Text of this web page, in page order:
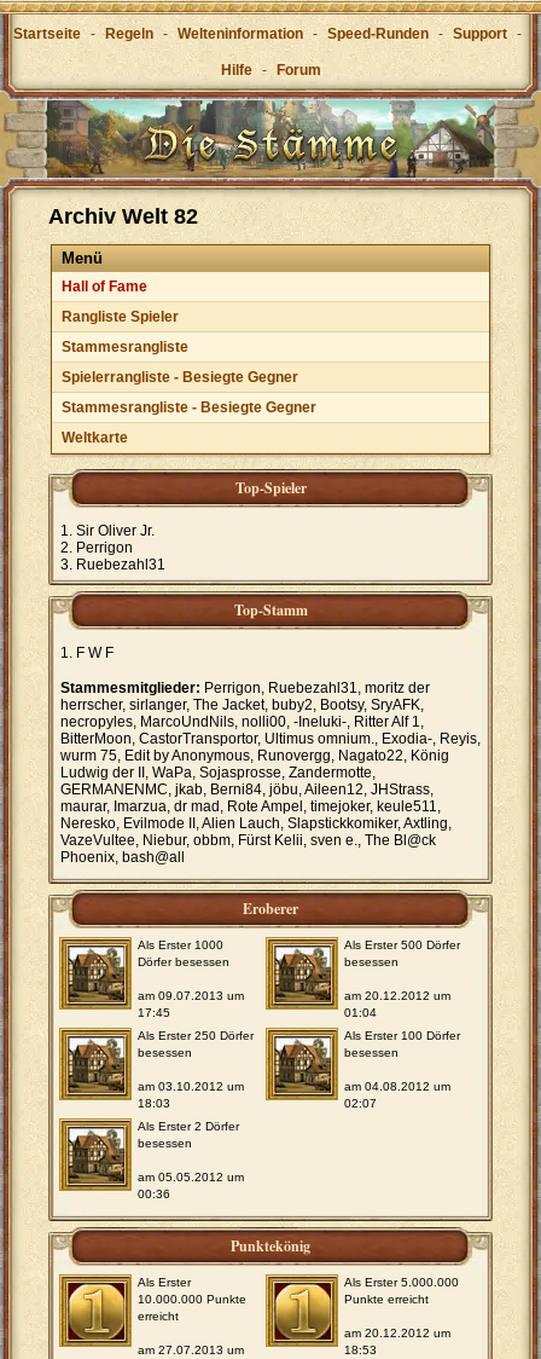
Startseite - Regeln - Welteninformation - Speed-Runden - Support -
Hilfe - Forum
Archiv Welt 82
Menü
Hall of Fame
Rangliste Spieler
Stammesrangliste
Spielerrangliste - Besiegte Gegner
Stammesrangliste - Besiegte Gegner
Weltkarte
Top-Spieler
Sir Oliver Jr.
Perrigon
Ruebezahl31
Top-Stamm
F W F
Stammesmitglieder: Perrigon, Ruebezahl31, moritz der
herrscher, sirlanger, The Jacket, buby2, Bootsy, SryAFK,
necropyles, MarcoUndNils, nolli00, -Ineluki-, Ritter Alf 1,
BitterMoon, CastorTransportor, Ultimus omnium., Exodia-, Reyis,
wurm 75, Edit by Anonymous, Runovergg, Nagato22, König
Ludwig der II, WaPa, Sojasprosse, Zandermotte,
GERMANENMC, jkab, Berni84, jöbu, Aileen12, JHStrass,
maurar, Imarzua, dr mad, Rote Ampel, timejoker, keule511,
Neresko, Evilmode II, Alien Lauch, Slapstickkomiker, Axtling,
VazeVultee, Niebur, obbm, Fürst Kelii, sven e., The Bl@ck
Phoenix, bash@all
Eroberer
Als Erster 1000
Dörfer besessen
am 09.07.2013 um
17:45
Als Erster 500 Dörfer
besessen
am 20.12.2012 um
01:04
Als Erster 250 Dörfer
besessen
am 03.10.2012 um
18:03
Als Erster 100 Dörfer
besessen
am 04.08.2012 um
02:07
Als Erster 2 Dörfer
besessen
am 05.05.2012 um
00:36
Punktekönig
Als Erster
10.000.000 Punkte
erreicht
am 27.07.2013 um
Als Erster 5.000.000
Punkte erreicht
am 20.12.2012 um
18:53